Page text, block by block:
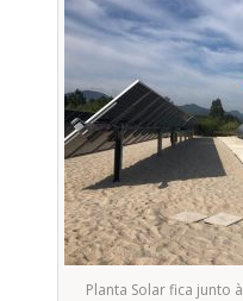
Planta Solar fica junto